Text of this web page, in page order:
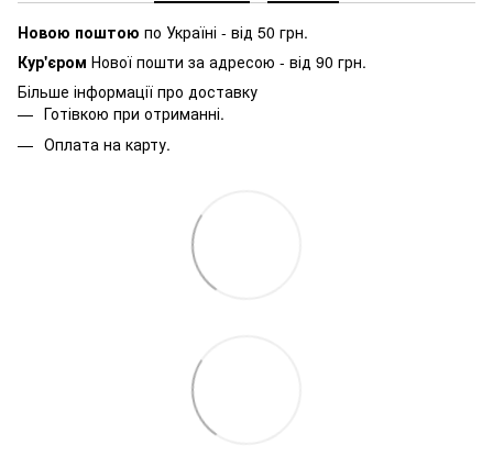
Новою поштою по Україні - від 50 грн.
Кур'єром Нової пошти за адресою - від 90 грн.
Більше інформації про доставку
Готівкою при отриманні.
Оплата на карту.